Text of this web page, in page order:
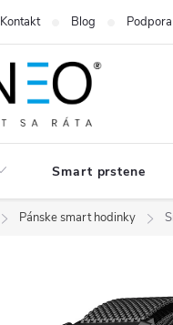
Kontakt Blog Podpora
Smart prstene
Pánske smart hodinky